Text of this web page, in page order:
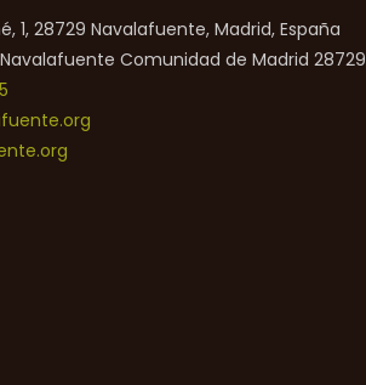
1, 28729 Navalafuente, Madrid, España
Navalafuente Comunidad de Madrid 28729